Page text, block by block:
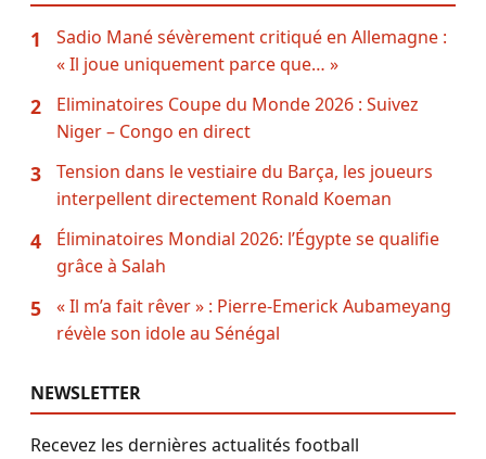
1
Sadio Mané sévèrement critiqué en Allemagne :
« Il joue uniquement parce que… »
2
Eliminatoires Coupe du Monde 2026 : Suivez
Niger – Congo en direct
3
Tension dans le vestiaire du Barça, les joueurs
interpellent directement Ronald Koeman
4
Éliminatoires Mondial 2026: l’Égypte se qualifie
grâce à Salah
5
« Il m’a fait rêver » : Pierre-Emerick Aubameyang
révèle son idole au Sénégal
NEWSLETTER
Recevez les dernières actualités football